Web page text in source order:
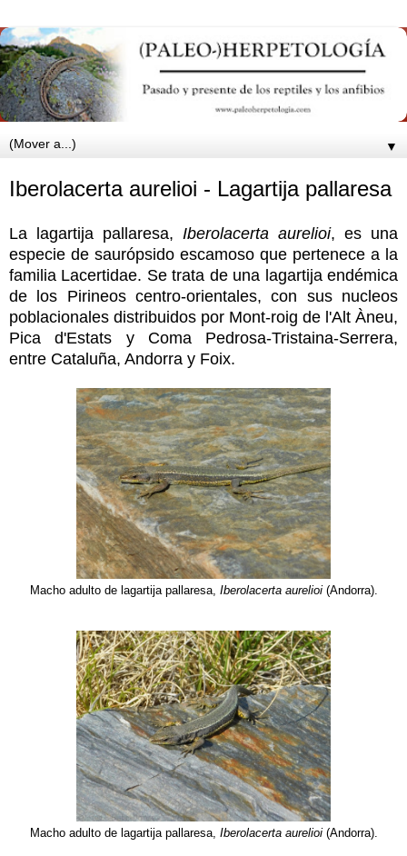
▼
Iberolacerta aurelioi - Lagartija pallaresa
La lagartija pallaresa, Iberolacerta aurelioi, es una
especie de saurópsido escamoso que pertenece a la
familia Lacertidae. Se trata de una lagartija endémica
de los Pirineos centro-orientales, con sus nucleos
poblacionales distribuidos por Mont-roig de l'Alt Àneu,
Pica d'Estats y Coma Pedrosa-Tristaina-Serrera,
entre Cataluña, Andorra y Foix.
Macho adulto de lagartija pallaresa, Iberolacerta aurelioi (Andorra).
Macho adulto de lagartija pallaresa, Iberolacerta aurelioi (Andorra).